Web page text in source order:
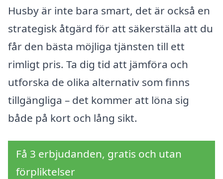
Husby är inte bara smart, det är också en
strategisk åtgärd för att säkerställa att du
får den bästa möjliga tjänsten till ett
rimligt pris. Ta dig tid att jämföra och
utforska de olika alternativ som finns
tillgängliga – det kommer att löna sig
både på kort och lång sikt.
Få 3 erbjudanden, gratis och utan
förpliktelser